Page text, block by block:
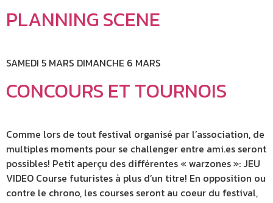
PLANNING SCENE
SAMEDI 5 MARS DIMANCHE 6 MARS
CONCOURS ET TOURNOIS
Comme lors de tout festival organisé par l’association, de
multiples moments pour se challenger entre ami.es seront
possibles! Petit aperçu des différentes « warzones »: JEU
VIDEO Course futuristes à plus d’un titre! En opposition ou
contre le chrono, les courses seront au coeur du festival,